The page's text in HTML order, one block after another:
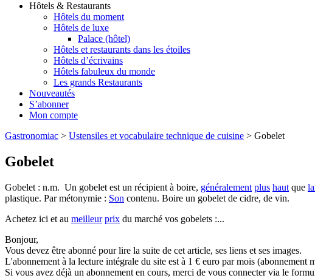
Hôtels & Restaurants
Hôtels du moment
Hôtels de luxe
Palace (hôtel)
Hôtels et restaurants dans les étoiles
Hôtels d’écrivains
Hôtels fabuleux du monde
Les grands Restaurants
Nouveautés
S’abonner
Mon compte
Gastronomiac > Ustensiles et vocabulaire technique de cuisine > Gobelet
Gobelet
Gobelet : n.m. Un gobelet est un récipient à boire, généralement plus haut que
plastique. Par métonymie : Son contenu. Boire un gobelet de cidre, de vin.
Achetez ici et au meilleur prix du marché vos gobelets :...
Bonjour,
Vous devez être abonné pour lire la suite de cet article, ses liens et ses images.
L'abonnement à la lecture intégrale du site est à 1 € euro par mois (abonnement
Si vous avez déjà un abonnement en cours, merci de vous connecter via le